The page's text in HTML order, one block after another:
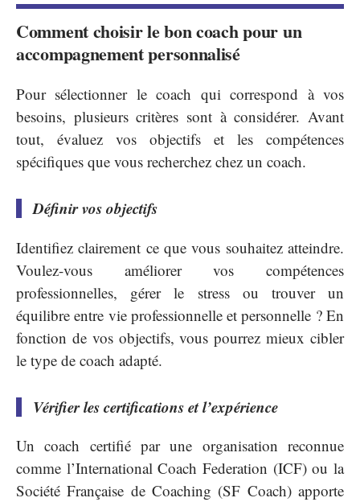
Comment choisir le bon coach pour un
accompagnement personnalisé
Pour sélectionner le coach qui correspond à vos
besoins, plusieurs critères sont à considérer. Avant
tout, évaluez vos objectifs et les compétences
spécifiques que vous recherchez chez un coach.
Définir vos objectifs
Identifiez clairement ce que vous souhaitez atteindre.
Voulez-vous améliorer vos compétences
professionnelles, gérer le stress ou trouver un
équilibre entre vie professionnelle et personnelle ? En
fonction de vos objectifs, vous pourrez mieux cibler
le type de coach adapté.
Vérifier les certifications et l’expérience
Un coach certifié par une organisation reconnue
comme l’International Coach Federation (ICF) ou la
Société Française de Coaching (SF Coach) apporte